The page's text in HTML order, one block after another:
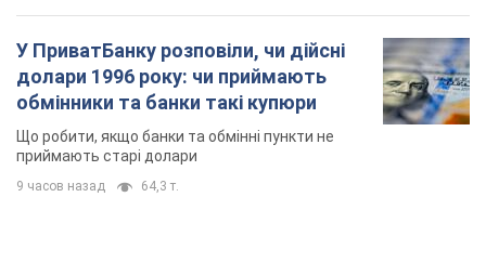
У ПриватБанку розповіли, чи дійсні
долари 1996 року: чи приймають
обмінники та банки такі купюри
Що робити, якщо банки та обмінні пункти не
приймають старі долари
9 часов назад 64,3 т.